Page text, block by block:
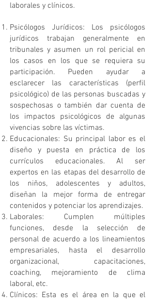
laborales y clínicos.
Psicólogos Jurídicos: Los psicólogos
jurídicos trabajan generalmente en
tribunales y asumen un rol pericial en
los casos en los que se requiera su
participación. Pueden ayudar a
esclarecer las características (perfil
psicológico) de las personas buscadas y
sospechosas o también dar cuenta de
los impactos psicológicos de algunas
vivencias sobre las víctimas.
Educacionales: Su principal labor es el
diseño y puesta en práctica de los
currículos educacionales. Al ser
expertos en las etapas del desarrollo de
los niños, adolescentes y adultos,
diseñan la mejor forma de entregar
contenidos y potenciar los aprendizajes.
Laborales: Cumplen múltiples
funciones, desde la selección de
personal de acuerdo a los lineamientos
empresariales, hasta el desarrollo
organizacional, capacitaciones,
coaching, mejoramiento de clima
laboral, etc.
Clínicos: Esta es el área en la que el